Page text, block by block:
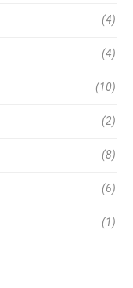
(4)
(4)
(10)
(2)
(8)
(6)
(1)